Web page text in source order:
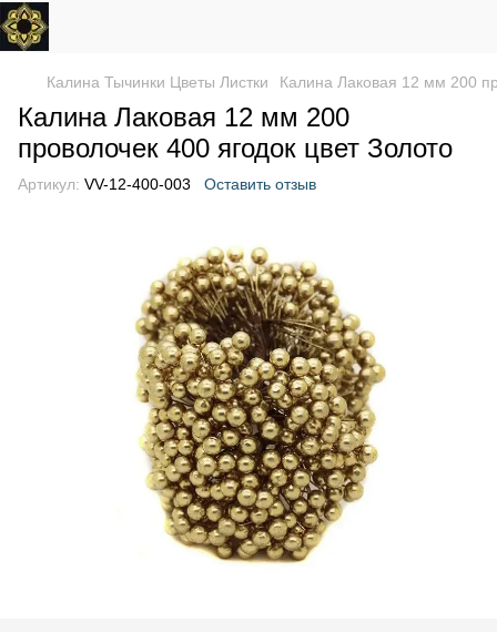
Калина Тычинки Цветы Листки Калина Лаковая 12 мм 200
Калина Лаковая 12 мм 200
проволочек 400 ягодок цвет Золото
Артикул: VV-12-400-003 Оставить отзыв